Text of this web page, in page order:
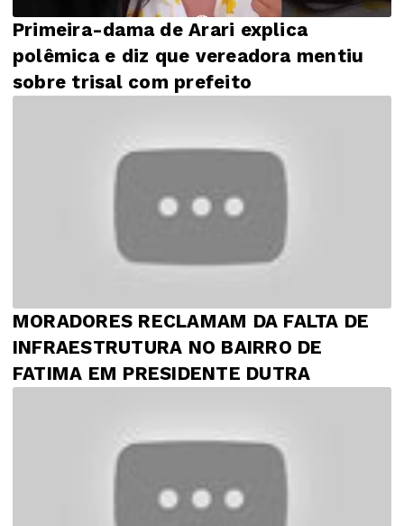
Primeira-dama de Arari explica
polêmica e diz que vereadora mentiu
sobre trisal com prefeito
MORADORES RECLAMAM DA FALTA DE
INFRAESTRUTURA NO BAIRRO DE
FATIMA EM PRESIDENTE DUTRA